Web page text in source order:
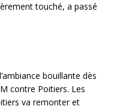
touché, a passé
bouillante dès
contre Poitiers. Les
va remonter et